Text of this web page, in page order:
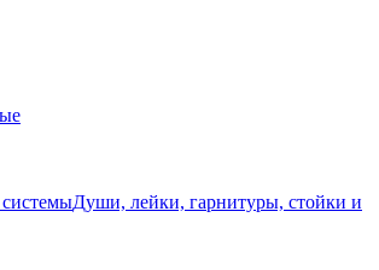
Души, лейки, гарнитуры, стойки и